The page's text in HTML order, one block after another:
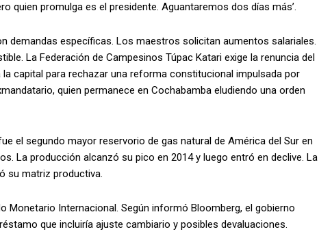
quien promulga es el presidente. Aguantaremos dos días más’.
demandas específicas. Los maestros solicitan aumentos salariales.
La Federación de Campesinos Túpac Katari exige la renuncia del
capital para rechazar una reforma constitucional impulsada por
quien permanece en Cochabamba eludiendo una orden
el segundo mayor reservorio de gas natural de América del Sur en
La producción alcanzó su pico en 2014 y luego entró en declive. La
su matriz productiva.
Monetario Internacional. Según informó Bloomberg, el gobierno
que incluiría ajuste cambiario y posibles devaluaciones.